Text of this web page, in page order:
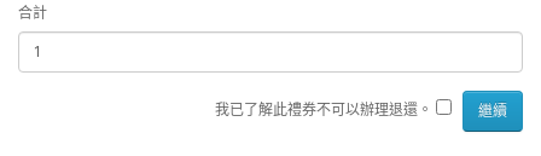
合計
我已了解此禮券不可以辦理退還。